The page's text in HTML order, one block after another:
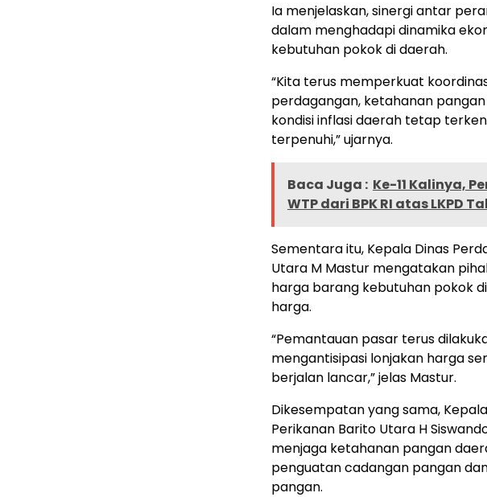
Ia menjelaskan, sinergi antar
dalam menghadapi dinamika
kebutuhan pokok di daerah.
“Kita terus memperkuat
perdagangan, ketahanan
kondisi inflasi daerah tetap
terpenuhi,” ujarnya.
Baca Juga : Ke-11 Kalinya,
WTP dari BPK RI atas LKPD
Sementara itu, Kepala Dinas
Utara M Mastur mengatakan
harga barang kebutuhan pokok
harga.
“Pemantauan pasar terus
mengantisipasi lonjakan harga
berjalan lancar,” jelas Mastur.
Dikesempatan yang sama,
Perikanan Barito Utara H
menjaga ketahanan pangan
penguatan cadangan pangan
pangan.